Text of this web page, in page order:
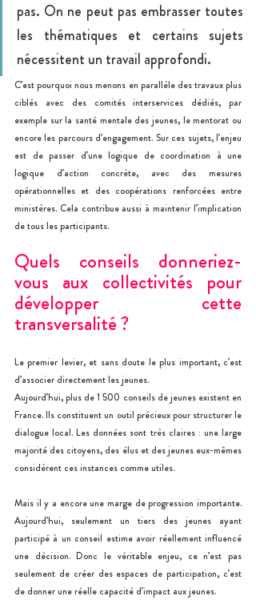
pas. On ne peut pas embrasser toutes
les thématiques et certains sujets
nécessitent un travail approfondi.
C’est pourquoi nous menons en parallèle des travaux plus
ciblés avec des comités interservices dédiés, par
exemple sur la santé mentale des jeunes, le mentorat ou
encore les parcours d’engagement. Sur ces sujets, l’enjeu
est de passer d’une logique de coordination à une
logique d’action concrète, avec des mesures
opérationnelles et des coopérations renforcées entre
ministères. Cela contribue aussi à maintenir l’implication
de tous les participants.
Quels conseils donneriez-
vous aux collectivités pour
développer cette
transversalité ?
Le premier levier, et sans doute le plus important, c’est
d’associer directement les jeunes.
Aujourd’hui, plus de 1 500 conseils de jeunes existent en
France. Ils constituent un outil précieux pour structurer le
dialogue local. Les données sont très claires : une large
majorité des citoyens, des élus et des jeunes eux-mêmes
considèrent ces instances comme utiles.
Mais il y a encore une marge de progression importante.
Aujourd’hui, seulement un tiers des jeunes ayant
participé à un conseil estime avoir réellement influencé
une décision. Donc le véritable enjeu, ce n’est pas
seulement de créer des espaces de participation, c’est
de donner une réelle capacité d’impact aux jeunes.